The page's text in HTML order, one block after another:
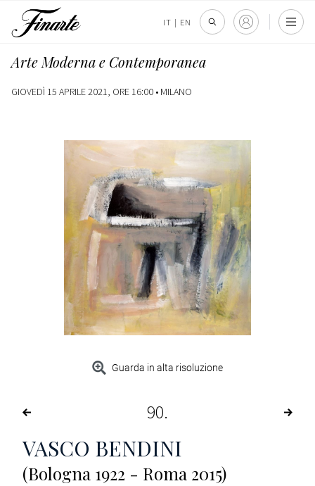
IT | EN
Arte Moderna e Contemporanea
GIOVEDÌ 15 APRILE 2021, ORE 16:00 • MILANO
Guarda in alta risoluzione
90
VASCO BENDINI
(Bologna 1922 - Roma 2015)